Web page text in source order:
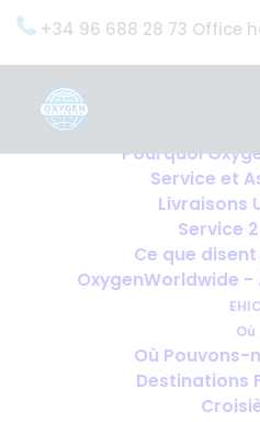
+34 96 688 28 73 Office
OxygenWorldwide
Pourquoi
Service et
Livraisons
Service
Ce que
OxygenWorldwide -
EHIC
Où
Où Pouvons-
Destinations
Accueil